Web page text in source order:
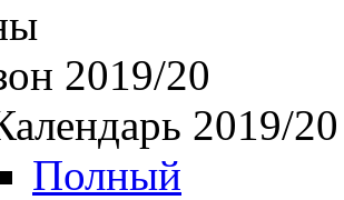
2019/20
2019/20
Полный